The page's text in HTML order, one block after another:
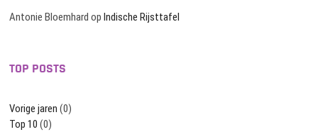
Antonie Bloemhard opIndische Rijsttafel
TOP POSTS
Vorige jaren (0)
Top 10 (0)